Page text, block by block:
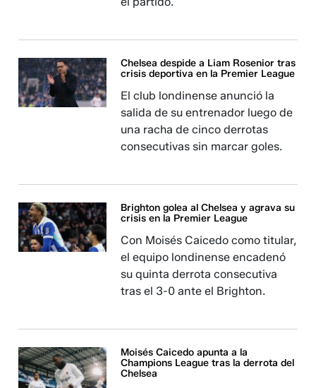
Chelsea despide a Liam Rosenior tras
crisis deportiva en la Premier League
El club londinense anunció la
salida de su entrenador luego de
una racha de cinco derrotas
consecutivas sin marcar goles.
Brighton golea al Chelsea y agrava su
crisis en la Premier League
Con Moisés Caicedo como titular,
el equipo londinense encadenó
su quinta derrota consecutiva
tras el 3-0 ante el Brighton.
Moisés Caicedo apunta a la
Champions League tras la derrota del
Chelsea